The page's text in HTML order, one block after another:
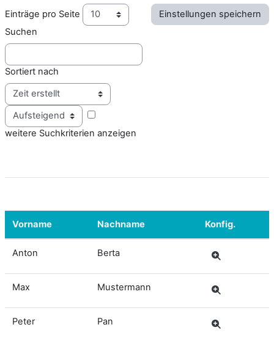
Einträge pro Seite
Suchen
Sortiert nach
weitere Suchkriterien anzeigen
Vorname Nachname Konfig.
Anton Berta
Max Mustermann
Peter Pan